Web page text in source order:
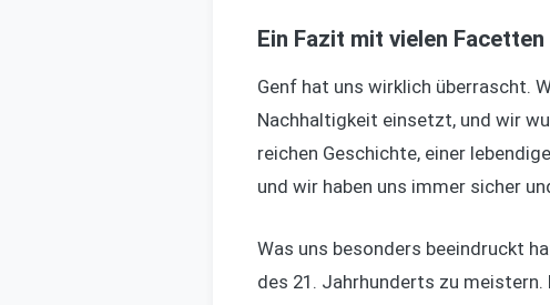
Ein Fazit mit vielen Facetten
Genf hat uns wirklich überrascht.
Nachhaltigkeit einsetzt, und wir
reichen Geschichte, einer
und wir haben uns immer sicher
Was uns besonders beeindruckt
des 21. Jahrhunderts zu